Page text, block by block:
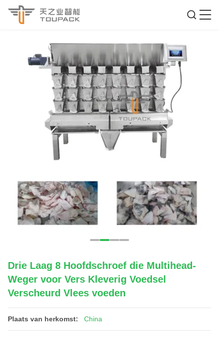
Drie Laag 8 Hoofdschroef die Multihead-
Weger voor Vers Kleverig Voedsel
Verscheurd Vlees voeden
Plaats van herkomst: China